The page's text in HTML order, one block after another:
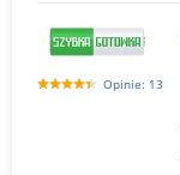
Opinie: 13